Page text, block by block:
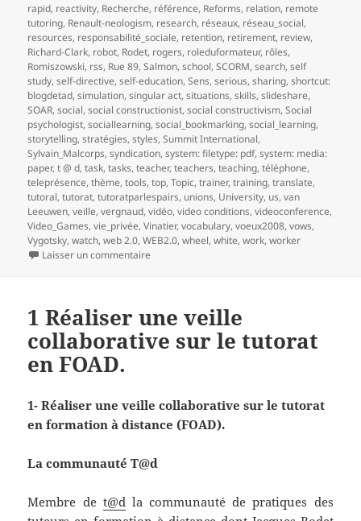
rapid, reactivity, Recherche, référence, Reforms, relation, remote
tutoring, Renault-neologism, research, réseaux, réseau_social,
resources, responsabilité_sociale, retention, retirement, review,
Richard-Clark, robot, Rodet, rogers, roleduformateur, rôles,
Romiszowski, rss, Rue 89,Salmon,school,SCORM,search,self
study,self-directive,self-education,Sens,serious,sharing,shortcut:
blogdetad,simulation,singular act,situations,skills,slideshare,
SOAR,social,social constructionist,social constructivism,Social
psychologist,sociallearning,social_bookmarking,social_learning,
storytelling,stratégies,styles,Summit International,
Sylvain_Malcorps,syndication,system: filetype: pdf,system: media:
paper,t @ d,task,tasks,teacher,teachers,teaching,téléphone,
teleprésence,thème,tools,top,Topic,trainer,training,translate,
tutoral,tutorat,tutoratparlespairs, unions, University, us,van
Leeuwen,veille,vergnaud,vidéo,video conditions,videoconference,
Video_Games,vie_privée,Vinatier,vocabulary,voeux2008,vows,
Vygotsky,watch,web 2.0,WEB2.0,wheel,white,work,worker
Laisser un commentaire
1 Réaliser une veille
collaborative sur le tutorat
en FOAD.
1- Réaliser une veille collaborative sur le tutorat
en formation à distance (FOAD).
La communauté T@d
Membre de t@dla communauté de pratiques des